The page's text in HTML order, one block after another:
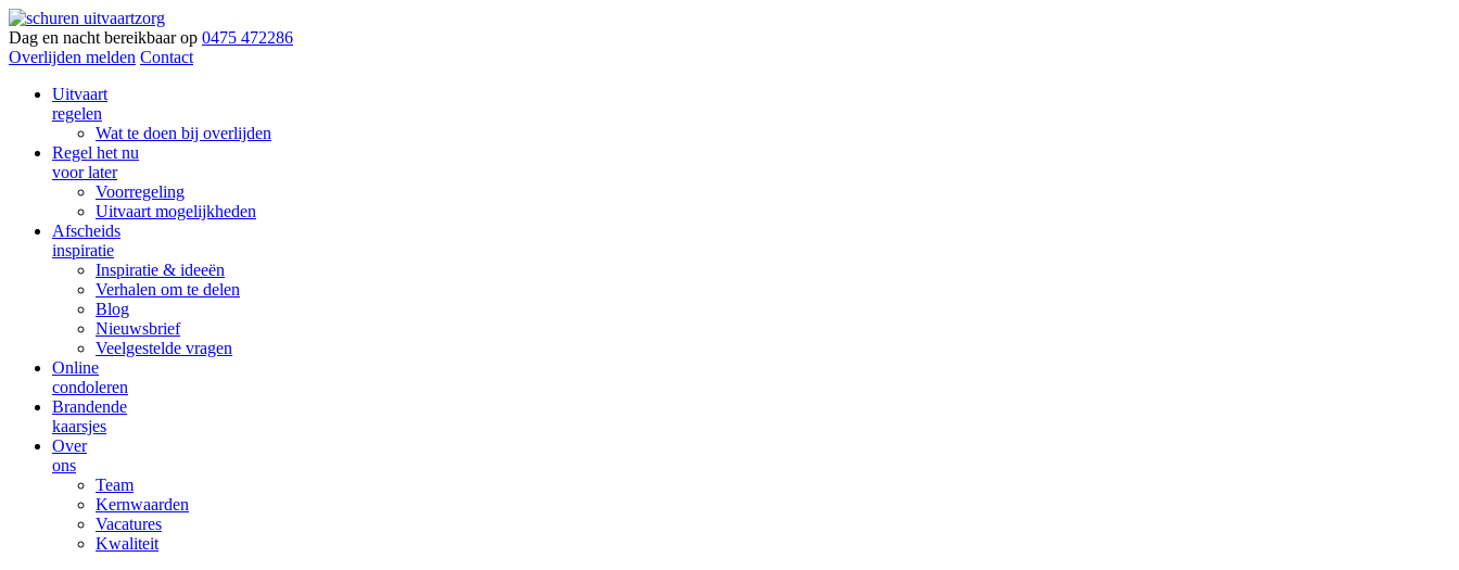
Dag en nacht bereikbaar op 0475 472286
Overlijden melden Contact
Uitvaart
regelen
Wat te doen bij overlijden
Regel het nu
voor later
Voorregeling
Uitvaart mogelijkheden
Afscheids
inspiratie
Inspiratie & ideeën
Verhalen om te delen
Blog
Nieuwsbrief
Veelgestelde vragen
Online
condoleren
Brandende
kaarsjes
Over
ons
Team
Kernwaarden
Vacatures
Kwaliteit